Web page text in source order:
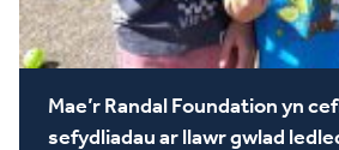
Mae’r Randal Foundation yn
sefydliadau ar llawr gwlad